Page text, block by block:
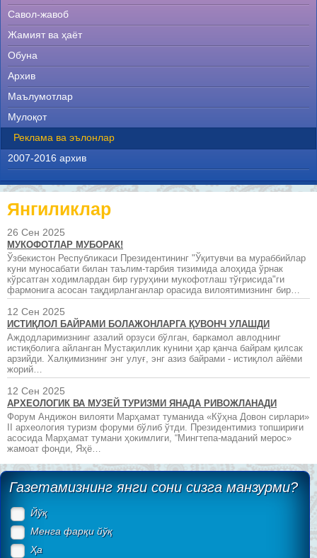
Савол-жавоб
Жамият ва ҳаёт
Обуна
Архив
Маълумотлар
Мулоқот
Реклама ва эълонлар
2007-2016 архив
Янгиликлар
26 Сен 2025
МУКОФОТЛАР МУБОРАК!
Ўзбекистон Республикаси Президентининг "Ўқитувчи ва мураббийлар
куни муносабати билан таълим-тарбия тизимида алоҳида ўрнак
кўрсатган ходимлардан бир гуруҳини мукофотлаш тўғрисида"ги
фармонига асосан тақдирланганлар орасида вилоятимизнинг бир…
12 Сен 2025
ИСТИҚЛОЛ БАЙРАМИ БОЛАЖОНЛАРГА ҚУВОНЧ УЛАШДИ
Аждодларимизнинг азалий орзуси бўлган, баркамол авлоднинг
истиқболига айланган Мустақиллик кунини ҳар қанча байрам қилсак
арзийди. Халқимизнинг энг улуғ, энг азиз байрами - истиқлол айёми
жорий…
12 Сен 2025
АРХЕОЛОГИК ВА МУЗЕЙ ТУРИЗМИ ЯНАДА РИВОЖЛАНАДИ
Форум Андижон вилояти Марҳамат туманида «Кўҳна Довон сирлари»
II археология туризм форуми бўлиб ўтди. Президентимиз топшириғи
асосида Марҳамат тумани ҳокимлиги, “Мингтепа-маданий мерос»
жамоат фонди, Яҳё…
Газетамизнинг янги сони сизга манзурми?
Йўқ
Менга фарқи йўқ
Ҳа